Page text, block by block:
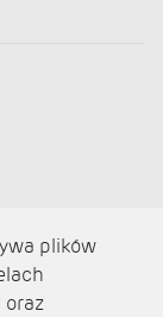
plików
oraz